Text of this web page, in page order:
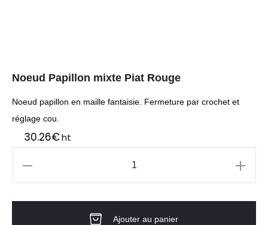
Noeud Papillon mixte Piat Rouge
Noeud papillon en maille fantaisie. Fermeture par crochet et
réglage cou.
30.26€ht
Ajouter au panier